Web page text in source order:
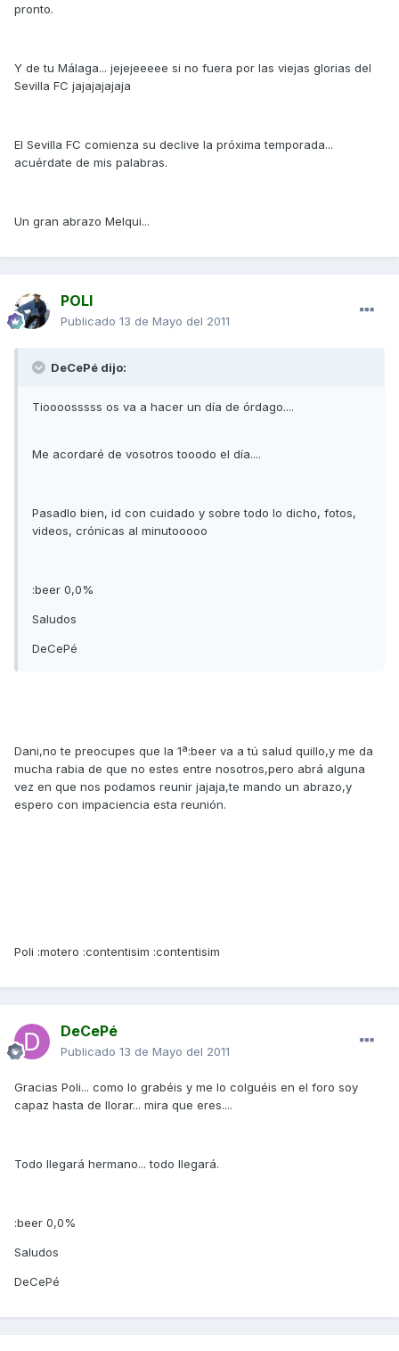
pronto.
Y de tu Málaga... jejejeeeee si no fuera por las viejas glorias del
Sevilla FC jajajajajaja
El Sevilla FC comienza su declive la próxima temporada...
acuérdate de mis palabras.
Un gran abrazo Melqui...
POLI
Publicado 13 de Mayo del 2011
DeCePé dijo:
Tioooosssss os va a hacer un día de órdago....
Me acordaré de vosotros tooodo el día....
Pasadlo bien, id con cuidado y sobre todo lo dicho, fotos,
videos, crónicas al minutooooo
:beer 0,0%
Saludos
DeCePé
Dani,no te preocupes que la 1ª:beer va a tú salud quillo,y me da
mucha rabia de que no estes entre nosotros,pero abrá alguna
vez en que nos podamos reunir jajaja,te mando un abrazo,y
espero con impaciencia esta reunión.
Poli :motero :contentisim :contentisim
DeCePé
Publicado 13 de Mayo del 2011
Gracias Poli... como lo grabéis y me lo colguéis en el foro soy
capaz hasta de llorar... mira que eres....
Todo llegará hermano... todo llegará.
:beer 0,0%
Saludos
DeCePé